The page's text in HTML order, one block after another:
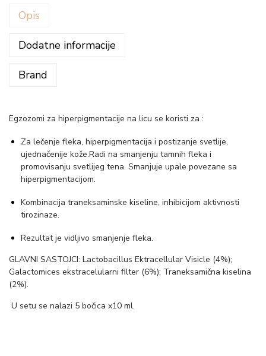
Opis
Dodatne informacije
Brand
Egzozomi za hiperpigmentacije na licu se koristi za :
Za lečenje fleka, hiperpigmentacija i postizanje svetlije,
ujednačenije kože.Radi na smanjenju tamnih fleka i
promovisanju svetlijeg tena. Smanjuje upale povezane sa
hiperpigmentacijom.
Kombinacija traneksaminske kiseline, inhibicijom aktivnosti
tirozinaze.
Rezultat je vidljivo smanjenje fleka.
GLAVNI SASTOJCI: Lactobacillus Ektracellular Visicle (4%);
Galactomices ekstracelularni filter (6%); Traneksamična kiselina
(2%).
U setu se nalazi 5 bočica x10 ml.